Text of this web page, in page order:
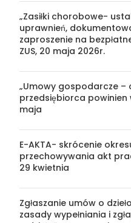
„Zasiłki chorobowe-
uprawnień,
zaproszenie na
ZUS, 20 maja 2026r.
„Umowy gospodarcze –
przedsiębiorca powinien
maja
E-AKTA- skrócenie
przechowywania akt
29 kwietnia
Zgłaszanie umów o
zasady wypełniania i